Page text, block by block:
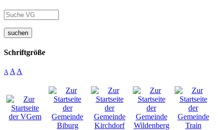
suchen
Schriftgröße
A A A